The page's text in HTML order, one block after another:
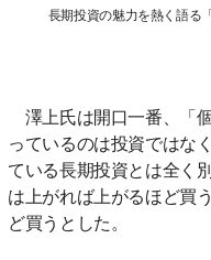
長期投資の魅力を熱く語る
澤上氏は開口一番、「
っているのは投資ではな
ている長期投資とは全く
は上がれば上がるほど買
ど買うとした。